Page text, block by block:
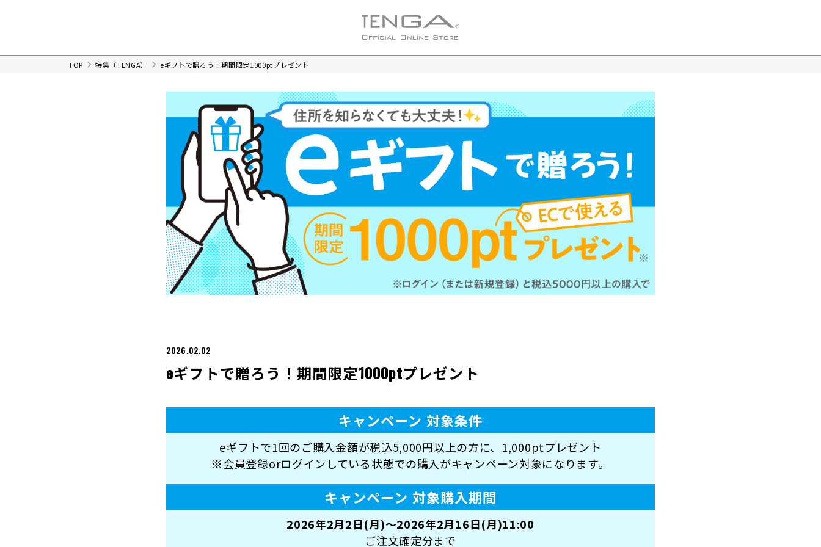
TOP 特集（TENGA） eギフトで贈ろう！期間限定1000ptプレゼント
2026.02.02
eギフトで贈ろう！期間限定1000ptプレゼント
キャンペーン 対象条件
eギフトで1回のご購入金額が税込5,000円以上の方に、1,000ptプレゼント
※会員登録orログインしている状態での購入がキャンペーン対象になります。
キャンペーン 対象購入期間
2026年2月2日(月)～2026年2月16日(月)11:00
ご注文確定分まで